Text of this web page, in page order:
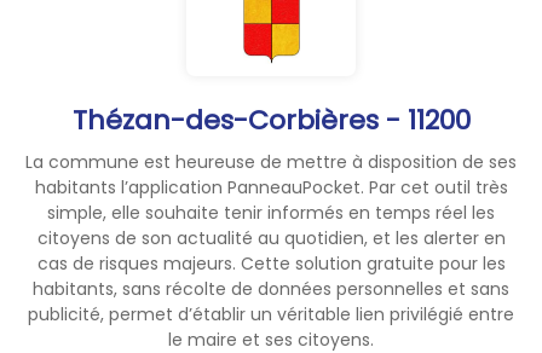
Thézan-des-Corbières - 11200
La commune est heureuse de mettre à disposition de ses
habitants l’application PanneauPocket. Par cet outil très
simple, elle souhaite tenir informés en temps réel les
citoyens de son actualité au quotidien, et les alerter en
cas de risques majeurs. Cette solution gratuite pour les
habitants, sans récolte de données personnelles et sans
publicité, permet d’établir un véritable lien privilégié entre
le maire et ses citoyens.